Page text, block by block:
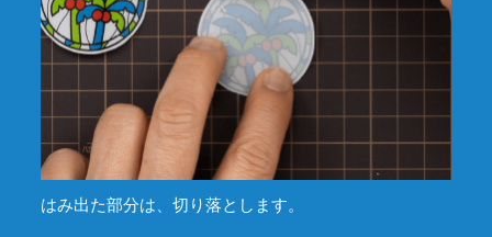
はみ出た部分は、切り落とします。